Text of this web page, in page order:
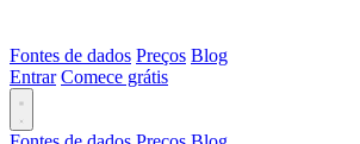
Fontes de dados Preços Blog
Entrar Comece grátis